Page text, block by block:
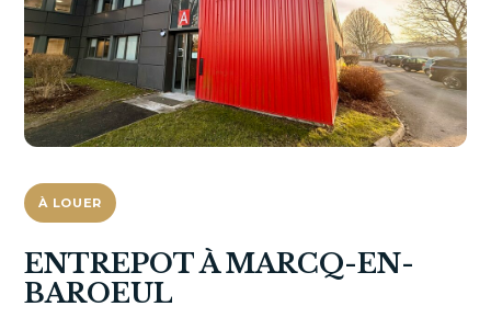
À LOUER
ENTREPOT À MARCQ-EN-
BAROEUL